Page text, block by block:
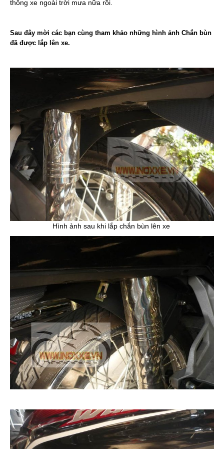
thông xe ngoài trời mưa nữa rồi.
Sau đây mời các bạn cùng tham khảo những hình ảnh Chắn bùn
đã được lắp lên xe.
Hình ảnh sau khi lắp chắn bùn lên xe